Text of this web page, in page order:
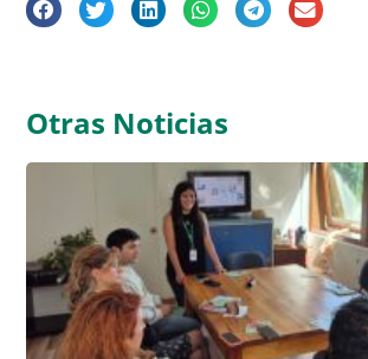
Otras Noticias